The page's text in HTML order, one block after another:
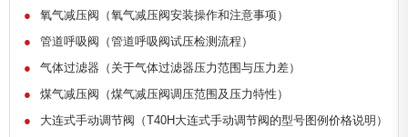
●
氧气减压阀（氧气减压阀安装操作和注意事项）
●
管道呼吸阀（管道呼吸阀试压检测流程）
●
气体过滤器（关于气体过滤器压力范围与压力差）
●
煤气减压阀（煤气减压阀调压范围及压力特性）
●
大连式手动调节阀（T40H大连式手动调节阀的型号图例价格说明）